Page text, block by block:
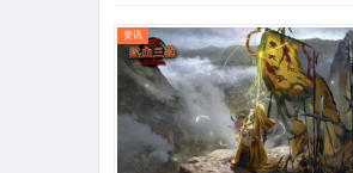
资讯